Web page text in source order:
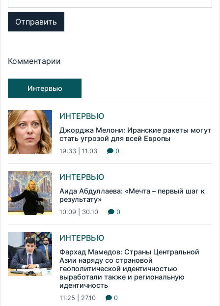
Отправить
Комментарии
Интервью
ИНТЕРВЬЮ
Джорджа Мелони: Иранские ракеты могут
стать угрозой для всей Европы
19:33 | 11.03 0
ИНТЕРВЬЮ
Аида Абдуллаева: «Мечта – первый шаг к
результату»
10:09 | 30.10 0
ИНТЕРВЬЮ
Фархад Мамедов: Страны Центральной
Азии наряду со страновой
геополитической идентичностью
выработали также и региональную
идентичность
11:25 | 27.10 0